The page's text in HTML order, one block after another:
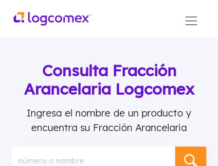
Consulta Fracción
Arancelaria Logcomex
Ingresa el nombre de un producto y
encuentra su Fracción Arancelaria
número o nombre